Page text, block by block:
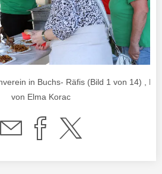
in Buchs- Räfis (Bild 1 von 14) ,
von Elma Korac